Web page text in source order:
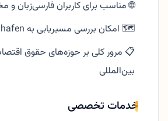
🌐 مناسب برای کاربران فارسی‌زبان و
🗺️ امکان بررسی مسیر‌یابی به Medienhafen
📋 مرور کلی بر حوزه‌های حقوق
بین‌المللی
خدمات تخصصی